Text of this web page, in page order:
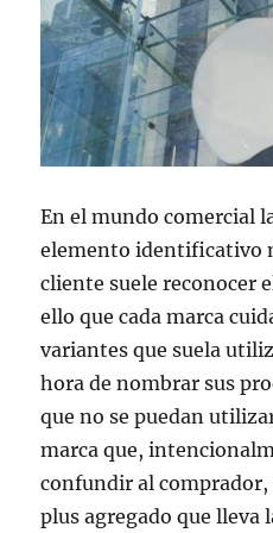
En el mundo comercial
elemento identificativo
cliente suele reconocer
ello que cada marca
variantes que suela
hora de nombrar sus
que no se puedan
marca que,
confundir al
plus agregado que lleva